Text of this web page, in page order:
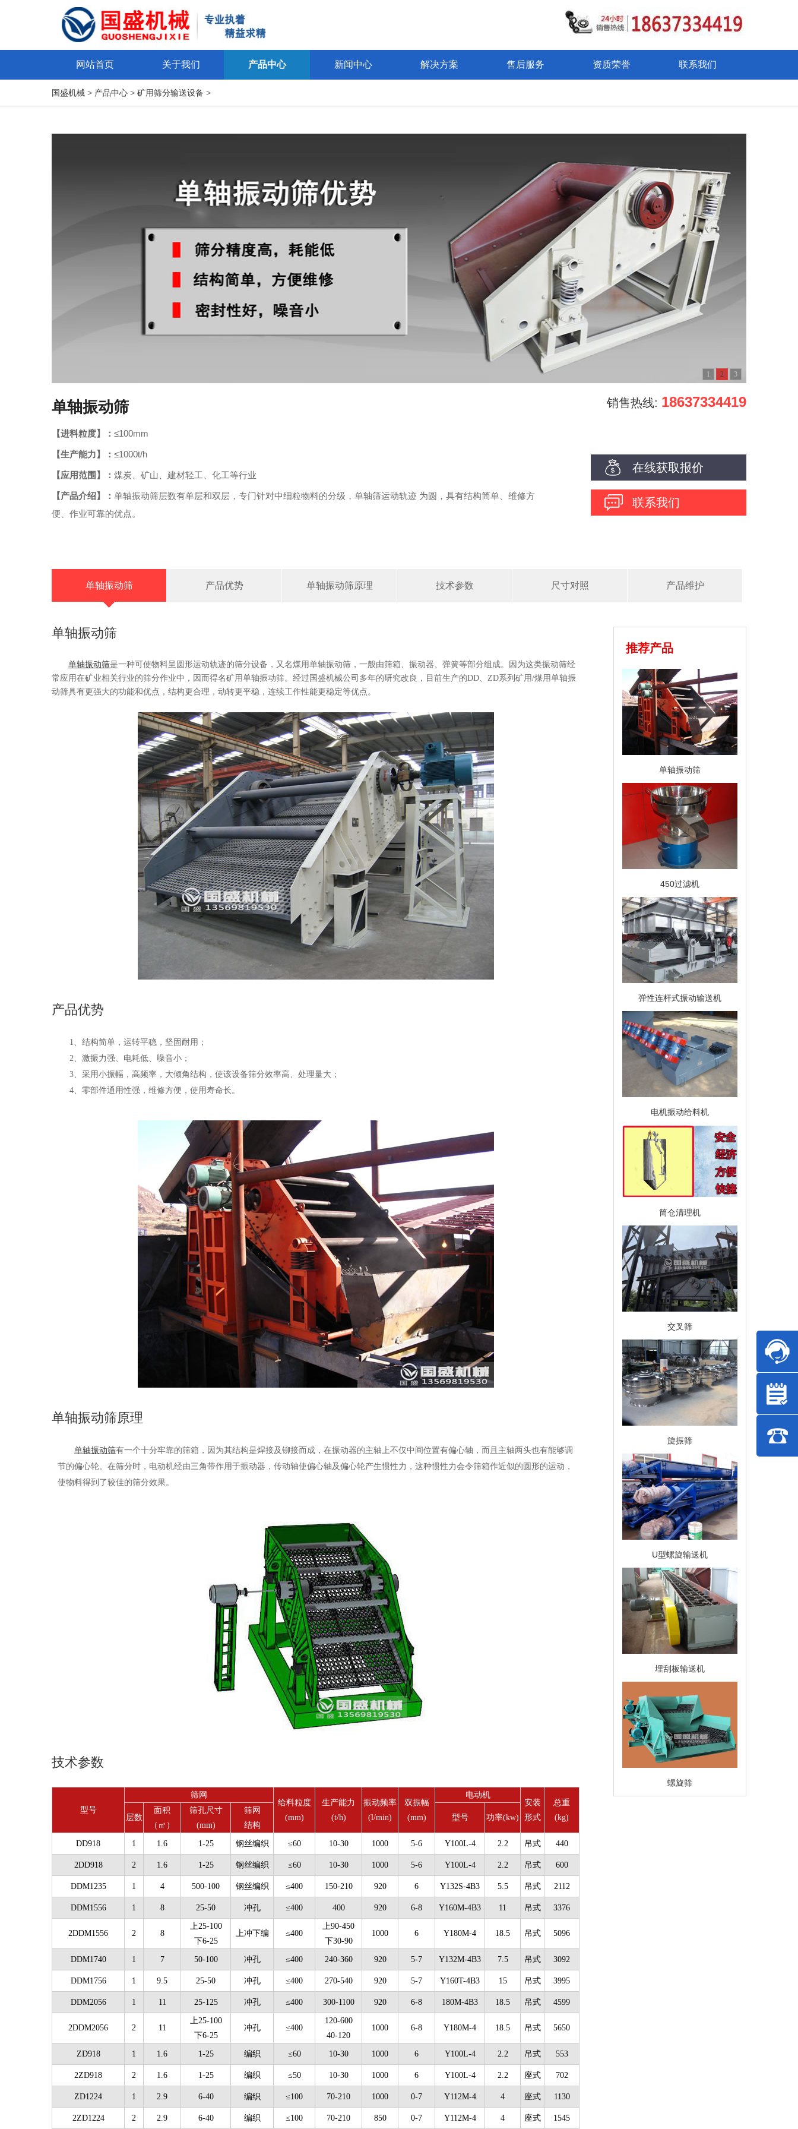
网站首页 关于我们 产品中心 新闻中心 解决方案 售后服务 资质荣誉 联系我们
国盛机械 > 产品中心 > 矿用筛分输送设备 >
1 2 3
单轴振动筛
【进料粒度】： ≤100mm
【生产能力】： ≤1000t/h
【应用范围】： 煤炭、矿山、建材轻工、化工等行业
【产品介绍】： 单轴振动筛层数有单层和双层，专门针对中细粒物料的分级，单轴筛运动轨迹 为圆，具有结构简单、维修方
便、作业可靠的优点。
销售热线: 18637334419
在线获取报价
联系我们
单轴振动筛 产品优势 单轴振动筛原理 技术参数 尺寸对照 产品维护
单轴振动筛
单轴振动筛是一种可使物料呈圆形运动轨迹的筛分设备，又名煤用单轴振动筛，一般由筛箱、振动器、弹簧等部分组成。因为这类振动筛经
常应用在矿业相关行业的筛分作业中，因而得名矿用单轴振动筛。经过国盛机械公司多年的研究改良，目前生产的DD、ZD系列矿用/煤用单轴振
动筛具有更强大的功能和优点，结构更合理，动转更平稳，连续工作性能更稳定等优点。
产品优势
1、结构简单，运转平稳，坚固耐用；
2、激振力强、电耗低、噪音小；
3、采用小振幅，高频率，大倾角结构，使该设备筛分效率高、处理量大；
4、零部件通用性强，维修方便，使用寿命长。
单轴振动筛原理
单轴振动筛有一个十分牢靠的筛箱，因为其结构是焊接及铆接而成，在振动器的主轴上不仅中间位置有偏心轴，而且主轴两头也有能够调
节的偏心轮。在筛分时，电动机经由三角带作用于振动器，传动轴使偏心轴及偏心轮产生惯性力，这种惯性力会令筛箱作近似的圆形的运动，
使物料得到了较佳的筛分效果。
技术参数
型号
筛网
给料粒度
(mm)
生产能力
(t/h)
振动频率
(l/min)
双振幅
(mm)
电动机
安装
形式
总重
(kg)
层数
面积
（㎡）
筛孔尺寸
(mm)
筛网
结构
型号 功率(kw)
DD918 1 1.6 1-25 钢丝编织 ≤60 10-30 1000 5-6 Y100L-4 2.2 吊式 440
2DD918 2 1.6 1-25 钢丝编织 ≤60 10-30 1000 5-6 Y100L-4 2.2 吊式 600
DDM1235 1 4 500-100 钢丝编织 ≤400 150-210 920 6 Y132S-4B3 5.5 吊式 2112
DDM1556 1 8 25-50 冲孔 ≤400 400 920 6-8 Y160M-4B3 11 吊式 3376
2DDM1556 2 8
上25-100
下6-25
上冲下编 ≤400
上90-450
下30-90
1000 6 Y180M-4 18.5 吊式 5096
DDM1740 1 7 50-100 冲孔 ≤400 240-360 920 5-7 Y132M-4B3 7.5 吊式 3092
DDM1756 1 9.5 25-50 冲孔 ≤400 270-540 920 5-7 Y160T-4B3 15 吊式 3995
DDM2056 1 11 25-125 冲孔 ≤400 300-1100 920 6-8 180M-4B3 18.5 吊式 4599
2DDM2056 2 11
上25-100
下6-25
冲孔 ≤400
120-600
40-120
1000 6-8 Y180M-4 18.5 吊式 5650
ZD918 1 1.6 1-25 编织 ≤60 10-30 1000 6 Y100L-4 2.2 吊式 553
2ZD918 2 1.6 1-25 编织 ≤50 10-30 1000 6 Y100L-4 2.2 座式 702
ZD1224 1 2.9 6-40 编织 ≤100 70-210 1000 0-7 Y112M-4 4 座式 1130
2ZD1224 2 2.9 6-40 编织 ≤100 70-210 850 0-7 Y112M-4 4 座式 1545
推荐产品
单轴振动筛
450过滤机
弹性连杆式振动输送机
电机振动给料机
筒仓清理机
交叉筛
旋振筛
U型螺旋输送机
埋刮板输送机
螺旋筛